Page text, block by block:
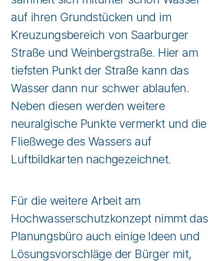
auf ihren Grundstücken und im
Kreuzungsbereich von Saarburger
Straße und Weinbergstraße. Hier am
tiefsten Punkt der Straße kann das
Wasser dann nur schwer ablaufen.
Neben diesen werden weitere
neuralgische Punkte vermerkt und die
Fließwege des Wassers auf
Luftbildkarten nachgezeichnet.
Für die weitere Arbeit am
Hochwasserschutzkonzept nimmt das
Planungsbüro auch einige Ideen und
Lösungsvorschläge der Bürger mit,